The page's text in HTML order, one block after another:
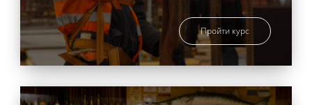
Пройти курс